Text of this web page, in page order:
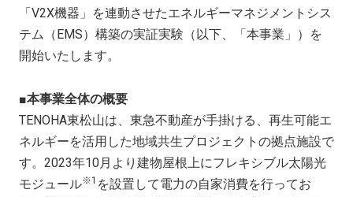
「V2X機器」を連動させたエネルギーマネジメントシス
テム（EMS）構築の実証実験（以下、「本事業」）を
開始いたします。
■本事業全体の概要
TENOHA東松山は、東急不動産が手掛ける、再生可能エ
ネルギーを活用した地域共生プロジェクトの拠点施設で
す。2023年10月より建物屋根上にフレキシブル太陽光
モジュール※1 を設置して電力の自家消費を行ってお